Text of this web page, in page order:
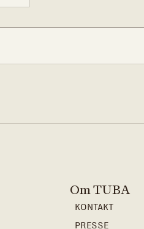
Om TUBA
KONTAKT
PRESSE